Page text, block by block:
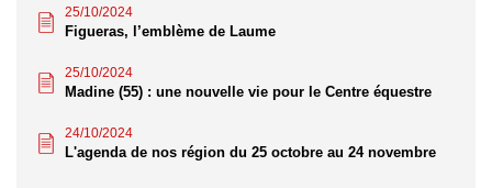
25/10/2024
Figueras, l’emblème de Laume
25/10/2024
Madine (55) : une nouvelle vie pour le Centre équestre
24/10/2024
L'agenda de nos région du 25 octobre au 24 novembre